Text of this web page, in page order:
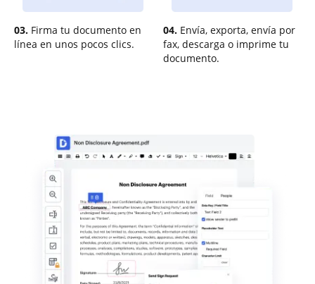
03. Firma tu documento en
línea en unos pocos clics.
04. Envía, exporta, envía por
fax, descarga o imprime tu
documento.